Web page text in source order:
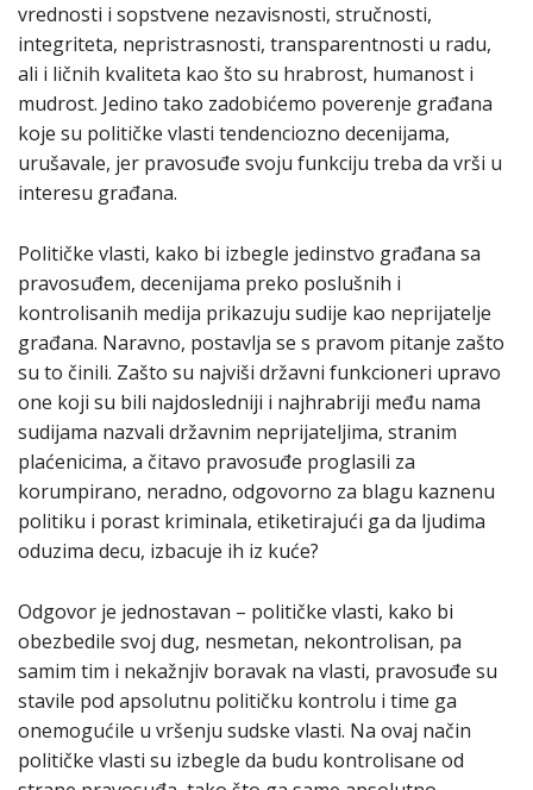
vrednosti i sopstvene nezavisnosti, stručnosti,
integriteta, nepristrasnosti, transparentnosti u radu,
ali i ličnih kvaliteta kao što su hrabrost, humanost i
mudrost. Jedino tako zadobićemo poverenje građana
koje su političke vlasti tendenciozno decenijama,
urušavale, jer pravosuđe svoju funkciju treba da vrši u
interesu građana.
Političke vlasti, kako bi izbegle jedinstvo građana sa
pravosuđem, decenijama preko poslušnih i
kontrolisanih medija prikazuju sudije kao neprijatelje
građana. Naravno, postavlja se s pravom pitanje zašto
su to činili. Zašto su najviši državni funkcioneri upravo
one koji su bili najdosledniji i najhrabriji među nama
sudijama nazvali državnim neprijateljima, stranim
plaćenicima, a čitavo pravosuđe proglasili za
korumpirano, neradno, odgovorno za blagu kaznenu
politiku i porast kriminala, etiketirajući ga da ljudima
oduzima decu, izbacuje ih iz kuće?
Odgovor je jednostavan – političke vlasti, kako bi
obezbedile svoj dug, nesmetan, nekontrolisan, pa
samim tim i nekažnjiv boravak na vlasti, pravosuđe su
stavile pod apsolutnu političku kontrolu i time ga
onemogućile u vršenju sudske vlasti. Na ovaj način
političke vlasti su izbegle da budu kontrolisane od